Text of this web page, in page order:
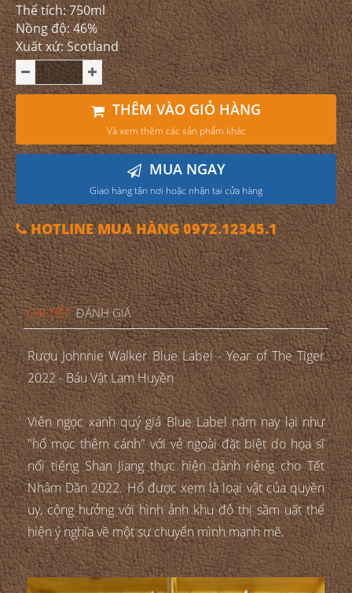
Thể tích: 750ml
Nồng độ: 46%
Xuất xứ: Scotland
THÊM VÀO GIỎ HÀNG
Và xem thêm các sản phẩm khác
MUA NGAY
Giao hàng tận nơi hoặc nhận tại cửa hàng
HOTLINE MUA HÀNG 0972.12345.1
CHI TIẾT ĐÁNH GIÁ
Rượu Johnnie Walker Blue Label - Year of The Tiger
2022 - Báu Vật Lam Huyền
Viên ngọc xanh quý giá Blue Label năm nay lại như
"hổ mọc thêm cánh" với vẻ ngoài đặt biệt do họa sĩ
nổi tiếng Shan Jiang thực hiện dành riêng cho Tết
Nhâm Dần 2022. Hổ được xem là loại vật của quyền
uy, cộng hưởng với hình ảnh khu đô thị sầm uất thể
hiện ý nghĩa về một sự chuyển mình mạnh mẽ.